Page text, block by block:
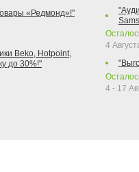
«Редмонд»!"
Beko, Hotpoint,
до 30%!"
4
4 - 17